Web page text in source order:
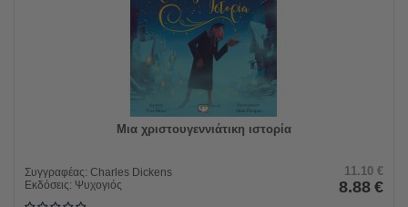
Μια χριστουγεννιάτικη ιστορία
Συγγραφέας: Charles Dickens
Εκδόσεις: Ψυχογιός
11.10 €
8.88 €